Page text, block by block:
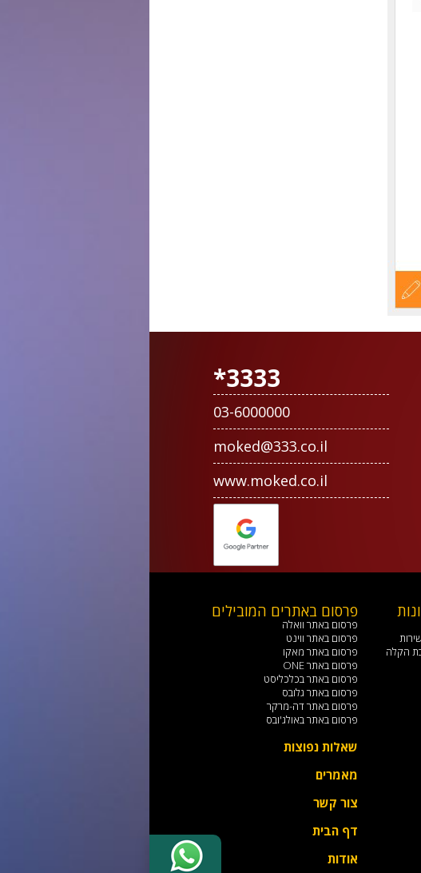
3333*
03-6000000
moked@333.co.il
www.moked.co.il
הקלה
פרסום באתרים המובילים
פרסום באתר וואלה
פרסום באתר ווינט
פרסום באתר מאקו
פרסום באתר ONE
פרסום באתר בכלכליסט
פרסום באתר גלובס
פרסום באתר דה-מרקר
פרסום באתר באולג'ובס
שאלות נפוצות
מאמרים
צור קשר
דף הבית
אודות